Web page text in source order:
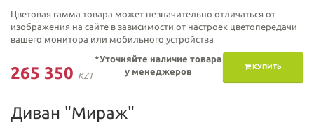
Цветовая гамма товара может незначительно отличаться от
изображения на сайте в зависимости от настроек цветопередачи
вашего монитора или мобильного устройства
265 350 KZT
КУПИТЬ
*Уточняйте наличие товара
у менеджеров
Диван "Мираж"